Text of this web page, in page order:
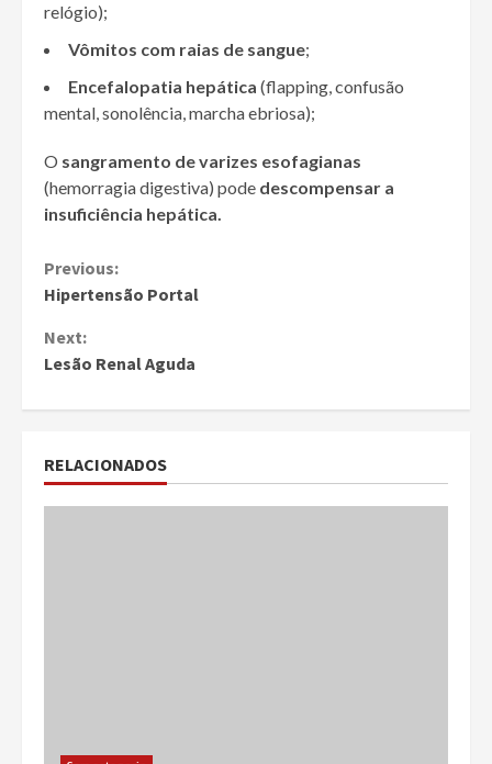
relógio);
Vômitos com raias de sangue;
Encefalopatia hepática (flapping, confusão
mental, sonolência, marcha ebriosa);
O sangramento de varizes esofagianas
(hemorragia digestiva) pode descompensar a
insuficiência hepática.
Continue
Reading
Previous:
Hipertensão Portal
Next:
Lesão Renal Aguda
RELACIONADOS